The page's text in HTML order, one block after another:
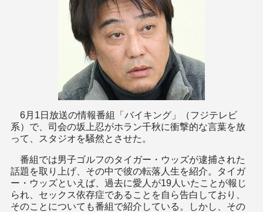
6月1日放送の情報番組「バイキング」（フジテレビ
系）で、司会の坂上忍がホラン千秋に衝撃的な言葉を放
って、スタジオを騒然とさせた。
番組では男子ゴルフのタイガー・ウッズが逮捕された
話題を取り上げ、その中で彼の転落人生を紹介。タイガ
ー・ウッズといえば、過去に愛人が19人いたことが報じ
られ、セックス依存症であることを自ら告白しており、
そのことについても番組で紹介している。しかし、その